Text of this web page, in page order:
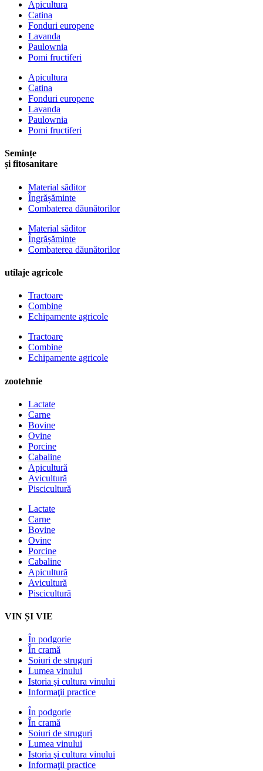
Apicultura
Catina
Fonduri europene
Lavanda
Paulownia
Pomi fructiferi
Apicultura
Catina
Fonduri europene
Lavanda
Paulownia
Pomi fructiferi
Semințe
și fitosanitare
Material săditor
Îngrășăminte
Combaterea dăunătorilor
Material săditor
Îngrășăminte
Combaterea dăunătorilor
utilaje agricole
Tractoare
Combine
Echipamente agricole
Tractoare
Combine
Echipamente agricole
zootehnie
Lactate
Carne
Bovine
Ovine
Porcine
Cabaline
Apicultură
Avicultură
Piscicultură
Lactate
Carne
Bovine
Ovine
Porcine
Cabaline
Apicultură
Avicultură
Piscicultură
VIN ȘI VIE
În podgorie
În cramă
Soiuri de struguri
Lumea vinului
Istoria şi cultura vinului
Informaţii practice
În podgorie
În cramă
Soiuri de struguri
Lumea vinului
Istoria şi cultura vinului
Informaţii practice